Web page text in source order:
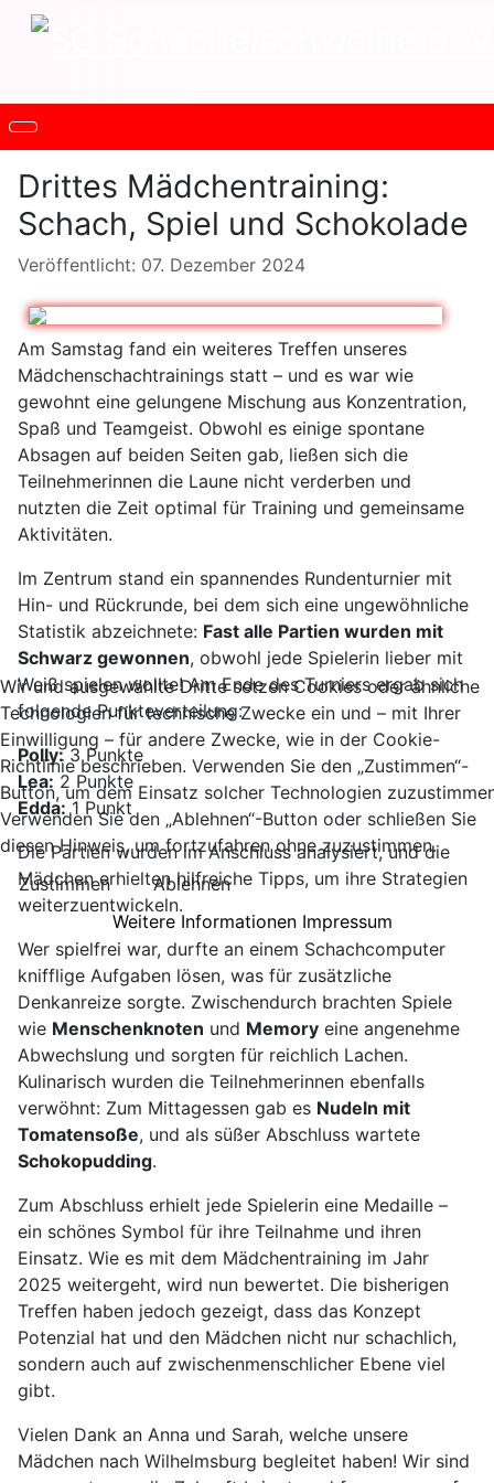
Drittes Mädchentraining:
Schach, Spiel und Schokolade
Details
Veröffentlicht: 07. Dezember 2024
Am Samstag fand ein weiteres Treffen unseres
Mädchenschachtrainings statt – und es war wie
gewohnt eine gelungene Mischung aus Konzentration,
Spaß und Teamgeist. Obwohl es einige spontane
Absagen auf beiden Seiten gab, ließen sich die
Teilnehmerinnen die Laune nicht verderben und
nutzten die Zeit optimal für Training und gemeinsame
Aktivitäten.
Im Zentrum stand ein spannendes Rundenturnier mit
Hin- und Rückrunde, bei dem sich eine ungewöhnliche
Statistik abzeichnete: Fast alle Partien wurden mit
Schwarz gewonnen, obwohl jede Spielerin lieber mit
Weiß spielen wollte! Am Ende des Turniers ergab sich
folgende Punkteverteilung:
Polly:3 Punkte
Lea: 2 Punkte
Edda: 1 Punkt
Die Partien wurden im Anschluss analysiert, und die
Mädchen erhielten hilfreiche Tipps, um ihre Strategien
weiterzuentwickeln.
Wer spielfrei war, durfte an einem Schachcomputer
knifflige Aufgaben lösen, was für zusätzliche
Denkanreize sorgte. Zwischendurch brachten Spiele
wie Menschenknoten und Memory eine angenehme
Abwechslung und sorgten für reichlich Lachen.
Kulinarisch wurden die Teilnehmerinnen ebenfalls
verwöhnt: Zum Mittagessen gab es Nudeln mit
Tomatensoße, und als süßer Abschluss wartete
Schokopudding.
Zum Abschluss erhielt jede Spielerin eine Medaille –
ein schönes Symbol für ihre Teilnahme und ihren
Einsatz. Wie es mit dem Mädchentraining im Jahr
2025 weitergeht, wird nun bewertet. Die bisherigen
Treffen haben jedoch gezeigt, dass das Konzept
Potenzial hat und den Mädchen nicht nur schachlich,
sondern auch auf zwischenmenschlicher Ebene viel
gibt.
Vielen Dank an Anna und Sarah, welche unsere
Mädchen nach Wilhelmsburg begleitet haben! Wir sind
Wir und ausgewählte Dritte setzen Cookies oder ähnliche
Technologien für technische Zwecke ein und – mit Ihrer
Einwilligung – für andere Zwecke, wie in der Cookie-
Richtlinie beschrieben. Verwenden Sie den „Zustimmen“-
Button, um dem Einsatz solcher Technologien
Verwenden Sie den „Ablehnen“-Button oder schließen Sie
diesen Hinweis, um fortzufahren ohne zuzustimmen.
Zustimmen
Ablehnen
Weitere Informationen Impressum